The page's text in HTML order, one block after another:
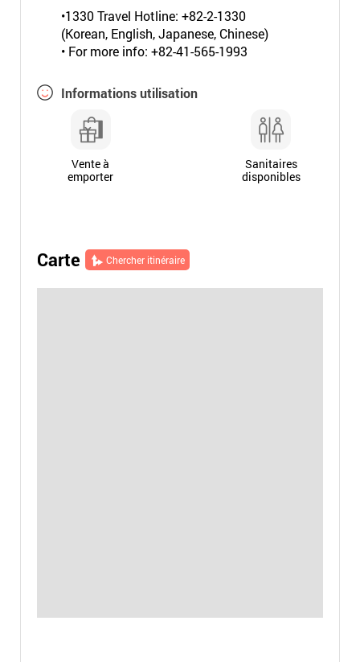
•1330 Travel Hotline: +82-2-1330
(Korean, English, Japanese, Chinese)
• For more info: +82-41-565-1993
Informations utilisation
Vente à
emporter
Sanitaires
disponibles
Carte Chercher itinéraire